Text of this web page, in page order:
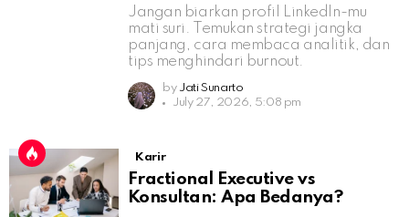
Jangan biarkan profil LinkedIn-mu
mati suri. Temukan strategi jangka
panjang, cara membaca analitik, dan
tips menghindari burnout.
by Jati Sunarto
July 27, 2026, 5:08 pm
Karir
Fractional Executive vs
Konsultan: Apa Bedanya?